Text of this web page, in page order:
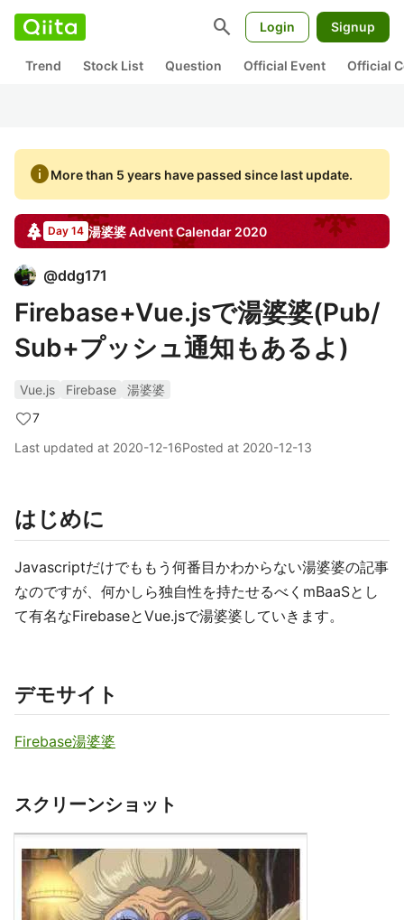
search Login Signup
Trend Stock List Question Official Event Official
infoMore than 5 years have passed since last update.
Day 14 湯婆婆Advent Calendar 2020
@ddg171
Firebase+Vue.jsで湯婆婆(Pub/
Sub+プッシュ通知もあるよ)
Vue.js Firebase
湯婆婆
7
Last updated at 2020-12-16Posted at 2020-12-13
はじめに
Javascriptだけでももう何番目かわからない湯婆婆の記事
なのですが、何かしら独自性を持たせるべくmBaaSとし
て有名なFirebaseとVue.jsで湯婆婆していきます。
デモサイト
Firebase湯婆婆
スクリーンショット